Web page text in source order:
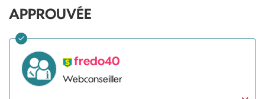
APPROUVÉE
fredo40
Webconseiller